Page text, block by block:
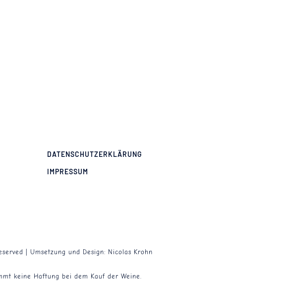
DATENSCHUTZERKLÄRUNG
IMPRESSUM
| Umsetzung und Design: Nicolas Krohn
keine Haftung bei dem Kauf der Weine.